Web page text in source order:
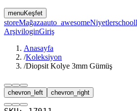
menuKeşfet
storeMağazaauto_awesomeNiyetlerschool
ArşiviloginGiriş
Anasayfa
/Koleksiyon
/Diopsit Kolye 3mm Gümüş
chevron_left chevron_right